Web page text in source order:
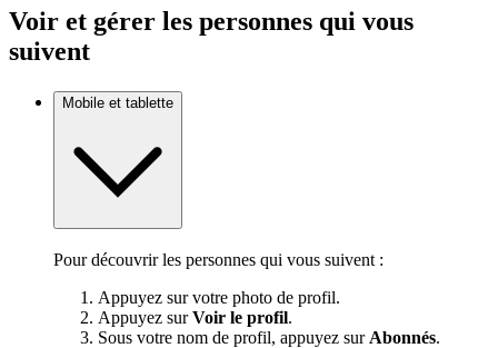
Voir et gérer les personnes qui vous
suivent
Mobile et tablette
Pour découvrir les personnes qui vous suivent :
Appuyez sur votre photo de profil.
Appuyez surVoir le profil.
Sous votre nom de profil, appuyez sur Abonnés.